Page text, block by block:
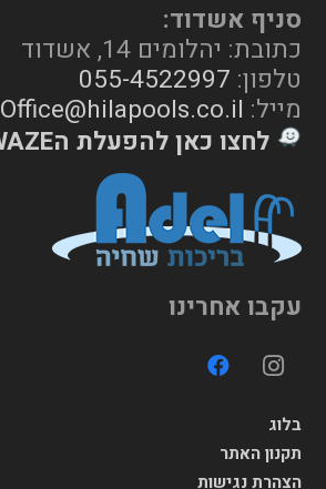
סניף אשדוד:
כתובת: יהלומים 14, אשדוד
טלפון: 055-4522997
מייל: Office@hilapools.co.il
לחצו כאן להפעלת הWAZE
עקבו אחרינו
בלוג
תקנון האתר
הצהרת נגישות